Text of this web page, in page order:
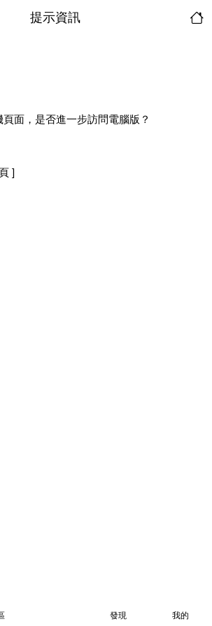
提示資訊
面，是否進一步訪問電腦版？
]
發現 我的